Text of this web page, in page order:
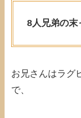
8人兄弟の末
お兄さんはラグ
で、